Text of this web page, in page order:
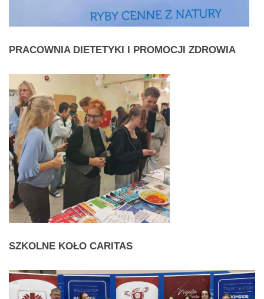
PRACOWNIADIETETYKI I PROMOCJI ZDROWIA
SZKOLNE KOŁO CARITAS